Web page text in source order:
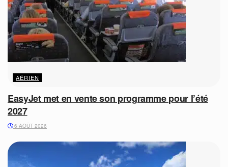
AÉRIEN
EasyJet met en vente son programme pour l’été
2027
6 AOÛT 2026